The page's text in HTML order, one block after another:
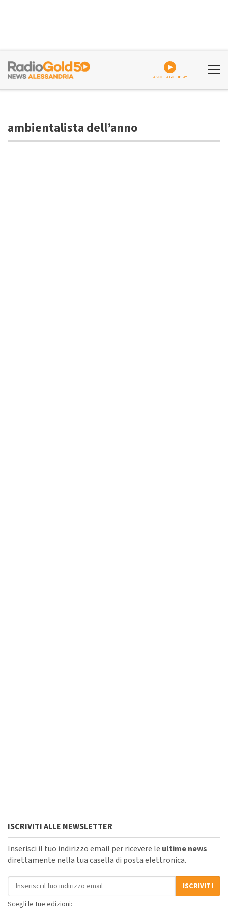
ASCOLTA GOLDPLAY
ambientalista dell’anno
ISCRIVITI ALLE NEWSLETTER
Inserisci il tuo indirizzo email per ricevere le ultime news
direttamente nella tua casella di posta elettronica.
Indirizzo email
ISCRIVITI
Scegli le tue edizioni: